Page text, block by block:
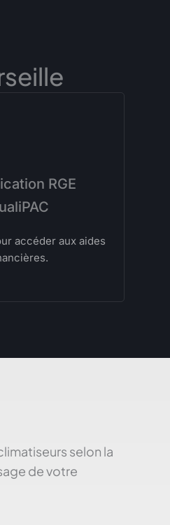
RGE
accéder aux aides
selon la
de votre